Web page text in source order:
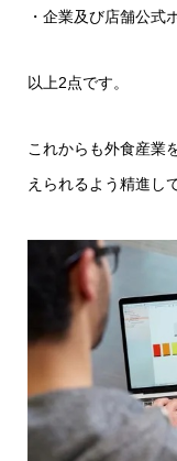
・企業及び店舗公式
以上2点です。
これからも外食産業
えられるよう精進し